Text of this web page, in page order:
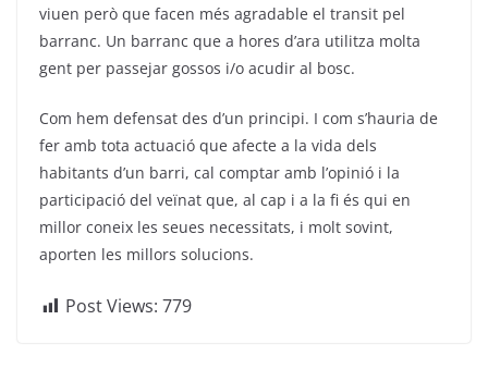
viuen però que facen més agradable el transit pel
barranc. Un barranc que a hores d’ara utilitza molta
gent per passejar gossos i/o acudir al bosc.
Com hem defensat des d’un principi. I com s’hauria de
fer amb tota actuació que afecte a la vida dels
habitants d’un barri, cal comptar amb l’opinió i la
participació del veïnat que, al cap i a la fi és qui en
millor coneix les seues necessitats, i molt sovint,
aporten les millors solucions.
Post Views: 779